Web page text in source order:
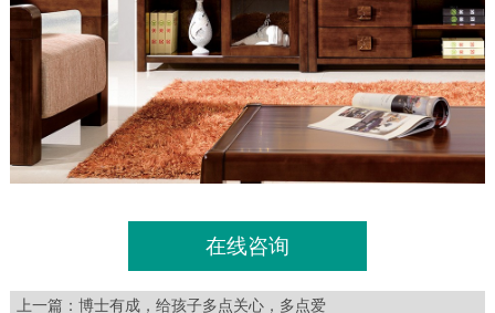
在线咨询
上一篇： 博士有成，给孩子多点关心，多点爱